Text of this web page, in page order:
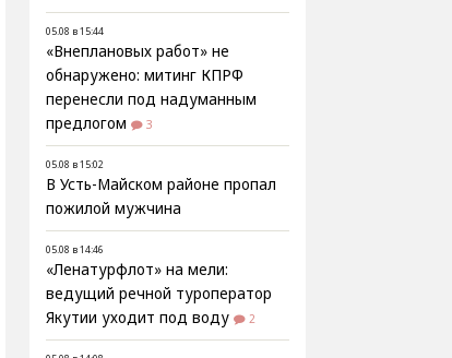
05.08 в 15:44
«Внеплановых работ» не
обнаружено: митинг КПРФ
перенесли под надуманным
предлогом
3
05.08 в 15:02
В Усть-Майском районе пропал
пожилой мужчина
05.08 в 14:46
«Ленатурфлот» на мели:
ведущий речной туроператор
Якутии уходит под воду
2